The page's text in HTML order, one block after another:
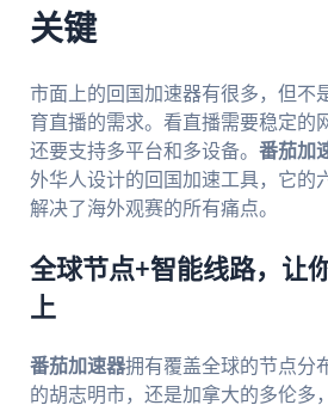
关键
市面上的回国加速器有很多，但不
育直播的需求。看直播需要稳定的
还要支持多平台和多设备。 番茄加
外华人设计的回国加速工具，它的
解决了海外观赛的所有痛点。
全球节点+智能线路，让
上
番茄加速器拥有覆盖全球的节点分
的胡志明市，还是加拿大的多伦多